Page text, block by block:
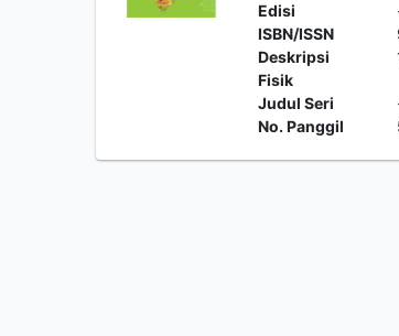
Edisi
ISBN/ISSN
Deskripsi
Fisik
Judul Seri
No. Panggil